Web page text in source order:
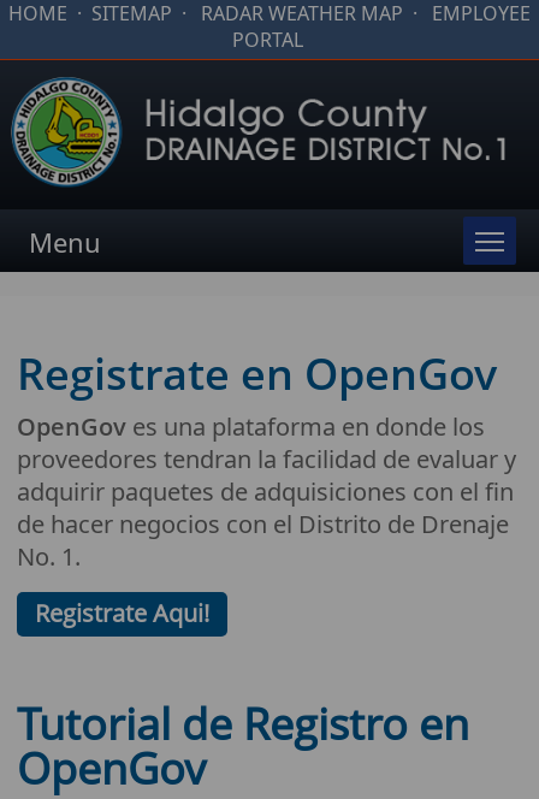
HOME · SITEMAP · RADAR WEATHER MAP · EMPLOYEE
PORTAL
Menu
Registrate en OpenGov
OpenGov es una plataforma en donde los
proveedores tendran la facilidad de evaluar y
adquirir paquetes de adquisiciones con el fin
de hacer negocios con el Distrito de Drenaje
No. 1.
Registrate Aqui!
Tutorial de Registro en
OpenGov